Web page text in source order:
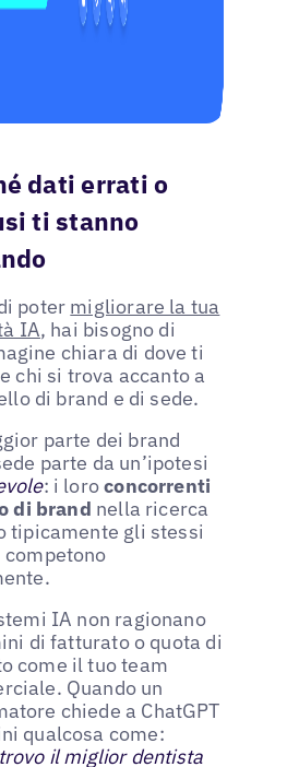
dati errati o
ti stanno
poter migliorare la tua
IA, hai bisogno di
chiara di dove ti
chi si trova accanto a
di brand e di sede.
parte dei brand
parte da un’ipotesi
: i loroconcorrenti
di brand nella ricerca
tipicamente gli stessi
competono
IA non ragionano
di fatturato o quota di
come il tuo team
Quando un
chiede a ChatGPT
qualcosa come:
il miglior dentista